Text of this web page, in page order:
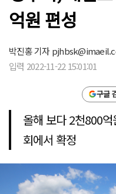
억원 편성
박진홍 기자
입력 2022-11-22 15:01:01
구글
올해 보다 2천800
회에서 확정